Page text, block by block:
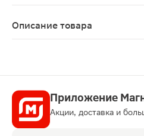
Описание товара
Приложение
Акции, доставка и